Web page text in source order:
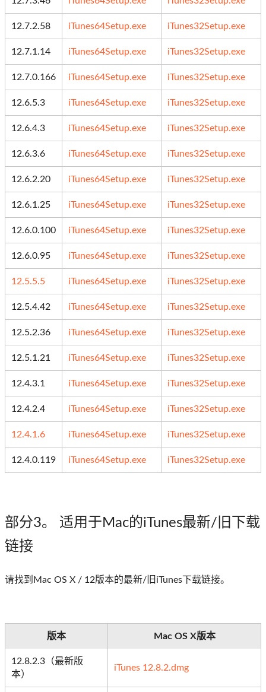
12.7.2.58 iTunes64Setup.exe iTunes32Setup.exe
12.7.1.14 iTunes64Setup.exe iTunes32Setup.exe
12.7.0.166 iTunes64Setup.exe iTunes32Setup.exe
12.6.5.3 iTunes64Setup.exe iTunes32Setup.exe
12.6.4.3 iTunes64Setup.exe iTunes32Setup.exe
12.6.3.6 iTunes64Setup.exe iTunes32Setup.exe
12.6.2.20 iTunes64Setup.exe iTunes32Setup.exe
12.6.1.25 iTunes64Setup.exe iTunes32Setup.exe
12.6.0.100 iTunes64Setup.exe iTunes32Setup.exe
12.6.0.95 iTunes64Setup.exe iTunes32Setup.exe
12.5.5.5 iTunes64Setup.exe iTunes32Setup.exe
12.5.4.42 iTunes64Setup.exe iTunes32Setup.exe
12.5.2.36 iTunes64Setup.exe iTunes32Setup.exe
12.5.1.21 iTunes64Setup.exe iTunes32Setup.exe
12.4.3.1 iTunes64Setup.exe iTunes32Setup.exe
12.4.2.4 iTunes64Setup.exe iTunes32Setup.exe
12.4.1.6 iTunes64Setup.exe iTunes32Setup.exe
12.4.0.119 iTunes64Setup.exe iTunes32Setup.exe
部分3。 适用于Mac的iTunes最新/旧下载
链接
请找到Mac OS X / 12版本的最新/旧iTunes下载链接。
版本 Mac OS X版本
12.8.2.3（最新版
本）
iTunes 12.8.2.dmg